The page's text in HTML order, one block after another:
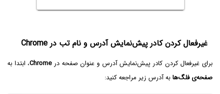
غیرفعال کردن کادر پیش‌نمایش آدرس و نام تب در Chrome
برای غیرفعال کردن کادر پیش‌نمایش آدرس و عنوان صفحه درChrome، ابتدا به
صفحه‌ی فلگ‌هابه آدرس زیر مراجعه کنید: